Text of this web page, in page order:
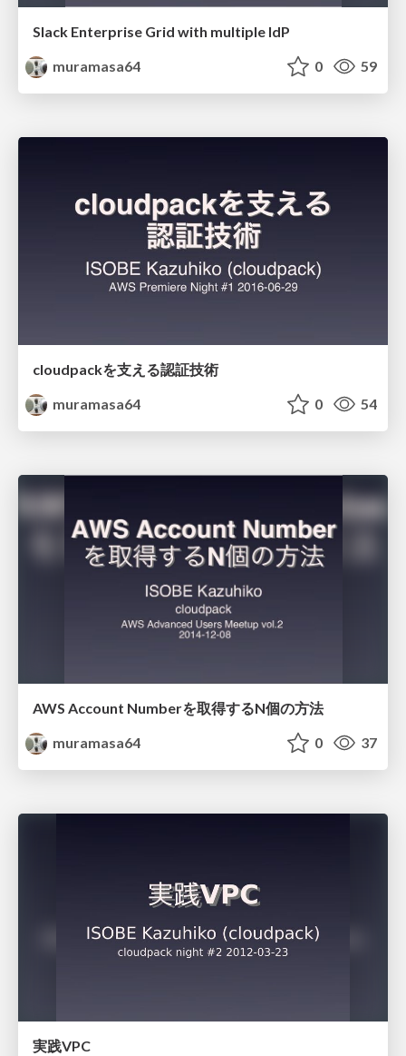
Slack Enterprise Grid with multiple IdP
muramasa64
0 59
cloudpackを支える認証技術
muramasa64
0 54
AWS Account Numberを取得するN個の方法
muramasa64
0 37
実践VPC